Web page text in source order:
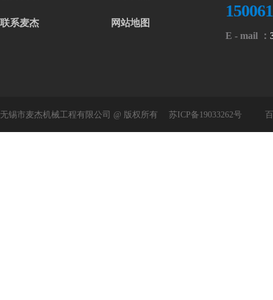
联系麦杰 网站地图
E - mail ：
无锡市麦杰机械工程有限公司 @ 版权所有 苏ICP备19033262号 百